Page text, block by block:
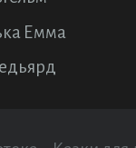
Емма